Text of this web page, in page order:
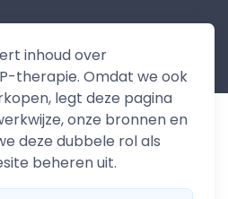
inhoud over
therapie. Omdat we ook
legt deze pagina
onze bronnen en
deze dubbele rol als
beheren uit.